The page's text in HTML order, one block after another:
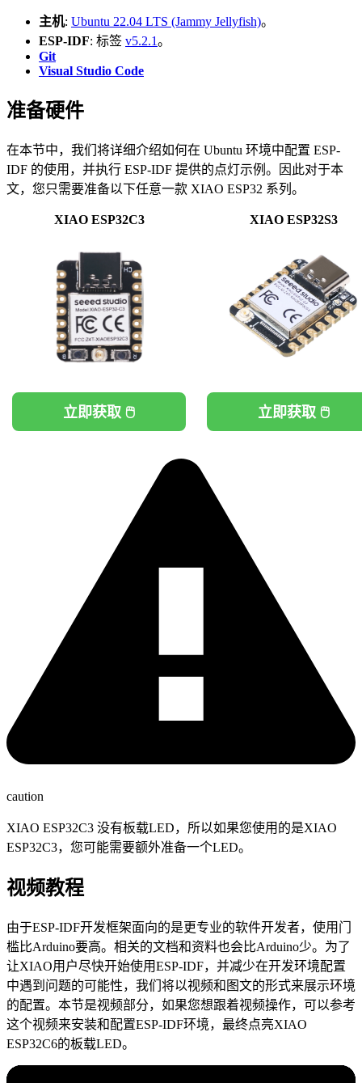
主机: Ubuntu 22.04 LTS (Jammy Jellyfish)。
ESP-IDF: 标签 v5.2.1。
Git
Visual Studio Code
准备硬件
在本节中，我们将详细介绍如何在 Ubuntu 环境中配置 ESP-
IDF 的使用，并执行 ESP-IDF 提供的点灯示例。因此对于本
文，您只需要准备以下任意一款 XIAO ESP32 系列。
XIAO ESP32C3 XIAO ESP32S3
立即获取 🖱️ 立即获取 🖱️
caution
XIAO ESP32C3 没有板载LED，所以如果您使用的是XIAO
ESP32C3，您可能需要额外准备一个LED。
视频教程
由于ESP-IDF开发框架面向的是更专业的软件开发者，使用门
槛比Arduino要高。相关的文档和资料也会比Arduino少。为了
让XIAO用户尽快开始使用ESP-IDF，并减少在开发环境配置
中遇到问题的可能性，我们将以视频和图文的形式来展示环境
的配置。本节是视频部分，如果您想跟着视频操作，可以参考
这个视频来安装和配置ESP-IDF环境，最终点亮XIAO
ESP32C6的板载LED。